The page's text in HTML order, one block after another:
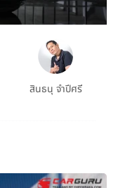
สินธนุ จำปีศรี